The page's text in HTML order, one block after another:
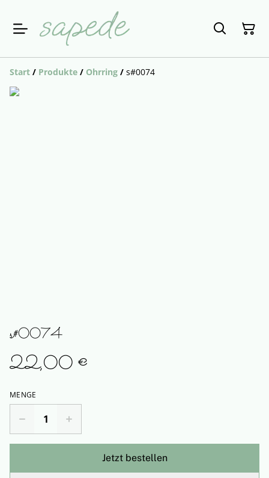
Start / Produkte / Ohrring / s#0074
s#0074
22,00 €
MENGE
Jetzt bestellen